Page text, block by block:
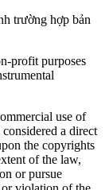
trường hợp bản
profit purposes
use of
a direct
the copyrights
of the law,
or pursue